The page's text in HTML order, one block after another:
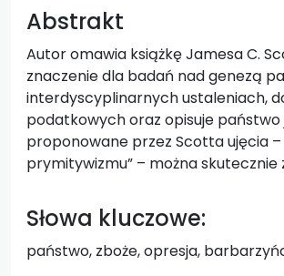
Abstrakt
Autor omawia książkę Jamesa C.
znaczenie dla badań nad genezą
interdyscyplinarnych ustaleniach,
podatkowych oraz opisuje państwo
proponowane przez Scotta ujęcia
prymitywizmu” – można
Słowa kluczowe:
państwo, zboże, opresja,